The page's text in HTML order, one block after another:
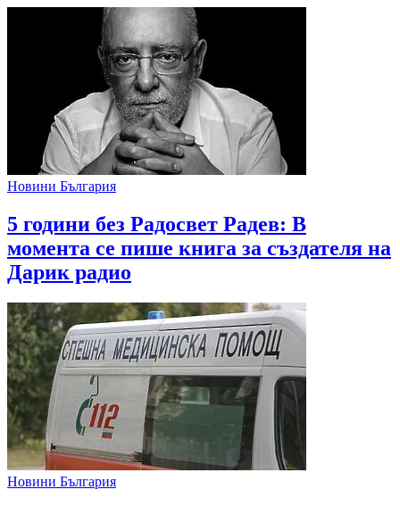
Новини България
5 години без Радосвет Радев: В
момента се пише книга за създателя на
Дарик радио
Новини България